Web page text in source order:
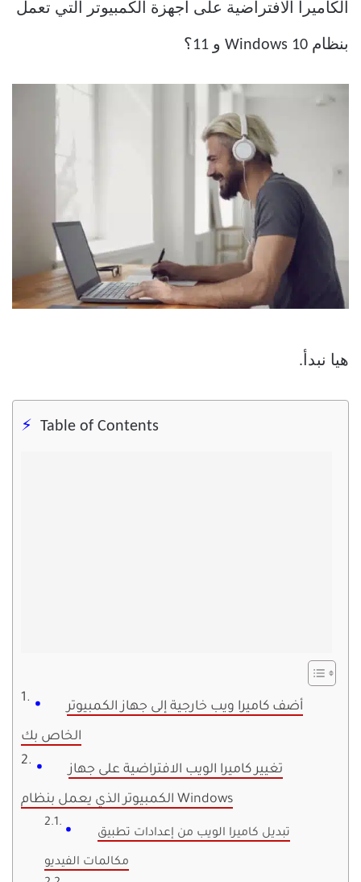
الكاميرا الافتراضية على أجهزة الكمبيوتر التي تعمل
بنظام Windows 10 و 11؟
هيا نبدأ.
Table of Contents
أضف كاميرا ويب خارجية إلى جهاز الكمبيوتر
الخاص بك
تغيير كاميرا الويب الافتراضية على جهاز
الكمبيوتر الذي يعمل بنظام Windows
تبديل كاميرا الويب من إعدادات تطبيق
مكالمات الفيديو